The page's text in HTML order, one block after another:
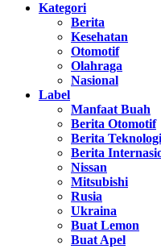
Kategori
Berita
Kesehatan
Otomotif
Olahraga
Nasional
Label
Manfaat Buah
Berita Otomotif
Berita Teknologi
Berita
Nissan
Mitsubishi
Rusia
Ukraina
Buat Lemon
Buat Apel